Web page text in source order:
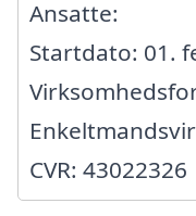
Ansatte:
Startdato: 01.
CVR: 43022326